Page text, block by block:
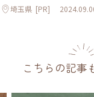
埼玉県 [PR]
こちらの記事